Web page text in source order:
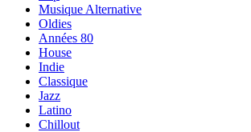
Musique Alternative
Oldies
Années 80
House
Indie
Classique
Jazz
Latino
Chillout